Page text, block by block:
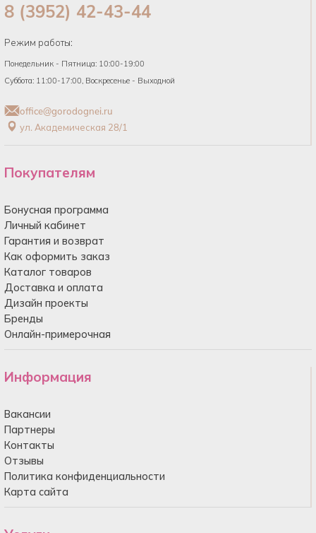
8 (3952) 42-43-44
Режим работы:
Понедельник - Пятница: 10:00-19:00
Суббота: 11:00-17:00, Воскресенье - Выходной
office@gorodognei.ru
ул. Академическая 28/1
Покупателям
Бонусная программа
Личный кабинет
Гарантия и возврат
Как оформить заказ
Каталог товаров
Доставка и оплата
Дизайн проекты
Бренды
Онлайн-примерочная
Информация
Вакансии
Партнеры
Контакты
Отзывы
Политика конфиденциальности
Карта сайта